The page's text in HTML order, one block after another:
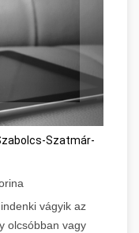
Szatmár-
vágyik az
olcsóbban vagy